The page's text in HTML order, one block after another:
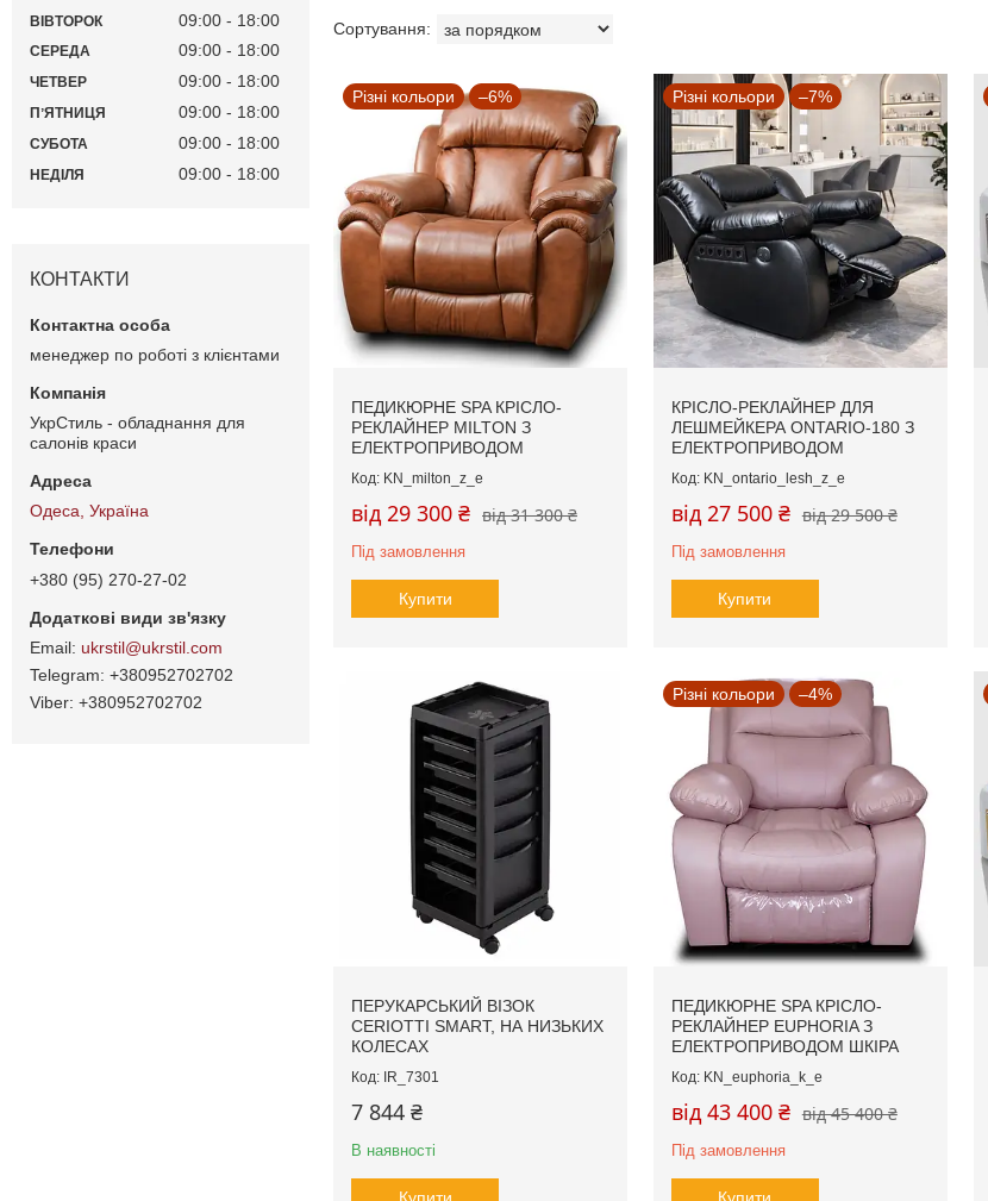
Різні кольори –6%
ПЕДИКЮРНЕ SPA КРІСЛО-
РЕКЛАЙНЕР MILTON З
ЕЛЕКТРОПРИВОДОМ
KN_milton_z_e
від 31 300 ₴
від 29 300 ₴
Під замовлення
Купити
Різні кольори –7%
КРІСЛО-РЕКЛАЙНЕР ДЛЯ
ЛЕШМЕЙКЕРА ONTARIO-180 З
ЕЛЕКТРОПРИВОДОМ
KN_ontario_lesh_z_e
від 29 500 ₴
від 27 500 ₴
Під замовлення
Купити
ПЕРУКАРСЬКИЙ ВІЗОК
CERIOTTI SMART, НА НИЗЬКИХ
КОЛЕСАХ
IR_7301
7 844 ₴
В наявності
Купити
Різні кольори –4%
ПЕДИКЮРНЕ SPA КРІСЛО-
РЕКЛАЙНЕР EUPHORIA З
ЕЛЕКТРОПРИВОДОМ ШКІРА
KN_euphoria_k_e
від 45 400 ₴
від 43 400 ₴
Під замовлення
Купити
ВІВТОРОК 09:00 18:00
СЕРЕДА 09:00 18:00
ЧЕТВЕР 09:00 18:00
ПʼЯТНИЦЯ 09:00 18:00
СУБОТА 09:00 18:00
НЕДІЛЯ 09:00 18:00
КОНТАКТИ
менеджер по роботі з клієнтами
УкрСтиль - обладнання для
салонів краси
Одеса, Україна
+380 (95) 270-27-02
ukrstil@ukrstil.com
+380952702702
+380952702702